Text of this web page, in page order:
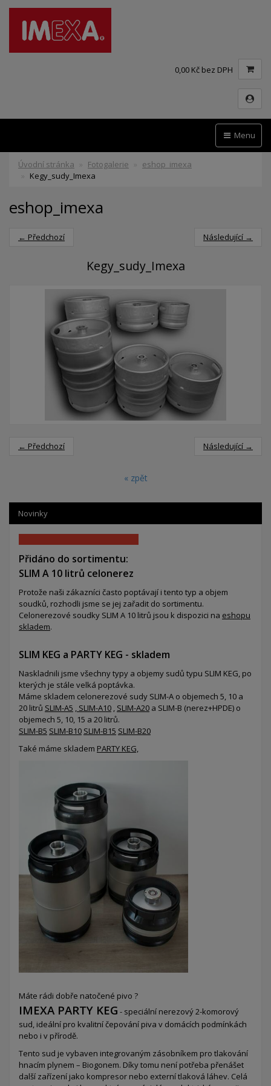
0,00 Kč bez DPH
Menu
Úvodní stránka Fotogalerie
eshop_imexa
Kegy_sudy_Imexa
eshop_imexa
← Předchozí Následující →
Kegy_sudy_Imexa
← Předchozí Následující →
« zpět
Novinky
Přidáno do sortimentu:
SLIM A 10 litrů celonerez
Protože naši zákazníci často poptávají i tento typ a objem
soudků, rozhodli jsme se jej zařadit do sortimentu.
Celonerezové soudky SLIM A 10 litrů jsou k dispozici na eshopu
skladem.
SLIM KEG a PARTY KEG - skladem
Naskladnili jsme všechny typy a objemy sudů typu SLIM KEG, po
kterých je stále velká poptávka.
Máme skladem celonerezové sudy SLIM-A o objemech 5, 10 a
20 litrů SLIM-A5 SLIM-A10 SLIM-A20 a SLIM-B (nerez+HPDE) o
objemech 5, 10, 15 a 20 litrů.
SLIM-B5 SLIM-B10 SLIM-B15 SLIM-B20
Také máme skladem PARTY KEG,
Máte rádi dobře natočené pivo ?
IMEXA PARTY KEG - speciální nerezový 2-komorový
sud, ideální pro kvalitní čepování piva v domácích podmínkách
nebo i v přírodě.
Tento sud je vybaven integrovaným zásobníkem pro tlakování
hnacím plynem – Biogonem. Díky tomu není potřeba přenášet
další zařízení jako kompresor nebo externí tlaková láhev. Celá